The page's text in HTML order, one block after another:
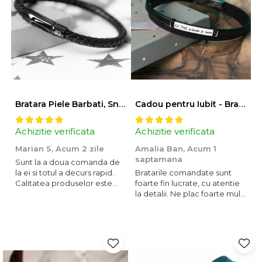
Ambalare de Lux în Cutie de Cadou:
Brățaraeste împachetată într-unsăculeț de catifea cu logo
lumânarea parfumatăeste păstrată în recipientul său ambra
original, iar ambele sunt aranjate împreună într-ocutie de cadou
Bratara Piele Barbati, Snur Impletit si Inox Negru Cromat
Achizitie verificata
Marian S, Acum 2 zile
Sunt la a doua comanda de
la ei si totul a decurs rapid.
Calitatea produselor este
Cadou pentru Iubit - Bratara din Piele si Argint - mesaj Cu tine
Achizitie verificata
Amalia Ban, Acum 1
saptamana
Bratarile comandate sunt
foarte fin lucrate, cu atentie
la detalii. Ne plac foarte mult